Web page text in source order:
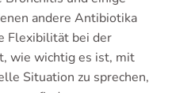
andere Antibiotika
Flexibilität bei der
wie wichtig es ist, mit
Situation zu sprechen,